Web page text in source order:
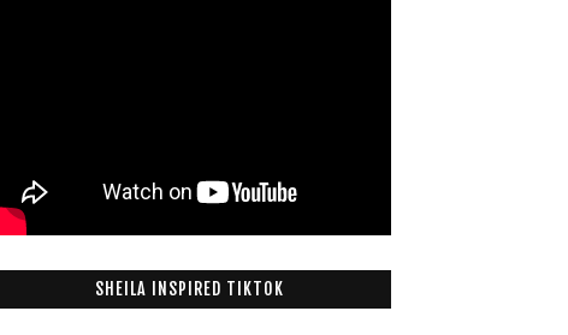
SHEILA INSPIRED TIKTOK